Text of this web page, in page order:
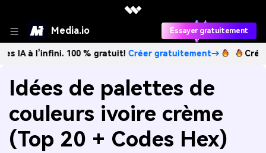
Media.io Essayer gratuitement
100 % gratuit!Créer gratuitement→ Créez des
Idées de palettes de
couleurs ivoire crème
(Top 20 + Codes Hex)